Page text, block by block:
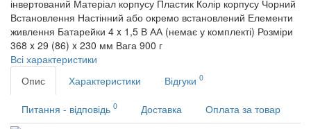
інвертований Матеріал корпусу Пластик Колір корпусу Чорний
Встановлення Настінний або окремо встановлений Елементи
живлення Батарейки 4 x 1,5 В АА (немає у комплекті) Розміри
368 x 29 (86) x 230 мм Вага 900 г
Всі характеристики
Опис
Характеристики Відгуки 0
Питання - відповідь 0 Доставка Оплата за товар